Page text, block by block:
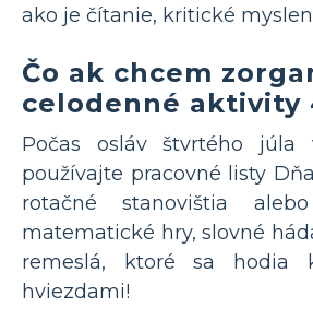
ako je čítanie, kritické
Čo ak chcem
celodenné aktivity
Počas osláv štvrtého júla
používajte pracovné listy
rotačné stanovištia
matematické hry, slovné
remeslá, ktoré sa hodia
hviezdami!